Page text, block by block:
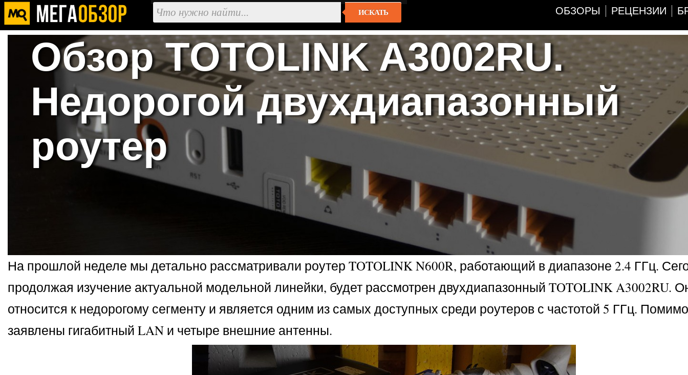
ИСКАТЬ ОБЗОРЫ РЕЦЕНЗИИ
Обзор TOTOLINK A3002RU.
Недорогой двухдиапазонный
роутер
На прошлой неделе мы детально рассматривали роутер TOTOLINK N600R, работающий в диапазоне 2.4 ГГц.
продолжая изучение актуальной модельной линейки, будет рассмотрен двухдиапазонный TOTOLINK A3002RU.
относится к недорогому сегменту и является одним из самых доступных среди роутеров с частотой 5 ГГц. Помимо
заявлены гигабитный LAN и четыре внешние антенны.